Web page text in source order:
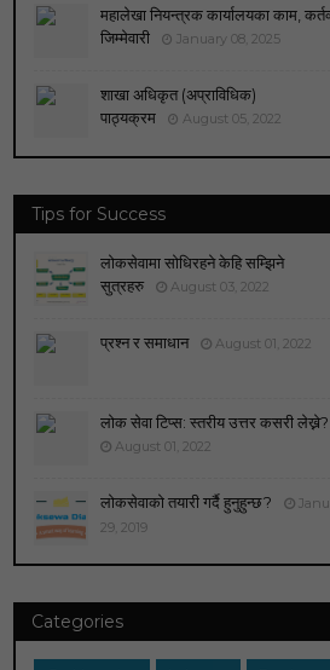
महालेखा नियन्त्रक कार्यालयका काम,
जिम्मेवारी
January 08, 2025
शाखा अधिकृत (अप्राविधिक)
पाठ्यक्रम
August 05, 2022
Tips for Success
लोकसेवामा सोधिरहने केहि सम्झिने
सुत्रहरु
August 03, 2022
प्रश्न र समाधान August 01, 2022
लोक सेवा टिप्स: स्तरीय उत्तर कसरी लेख्ने?
August 01, 2022
लोकसेवाको तयारी गर्दै हुनुहुन्छ ?
29, 2019
Categories